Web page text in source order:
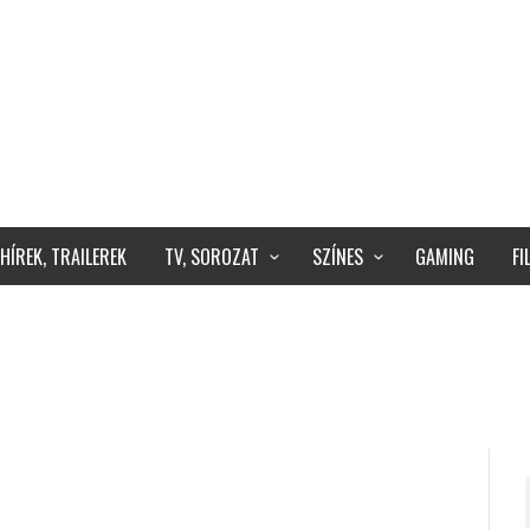
HÍREK, TRAILEREK TV, SOROZAT SZÍNES GAMING